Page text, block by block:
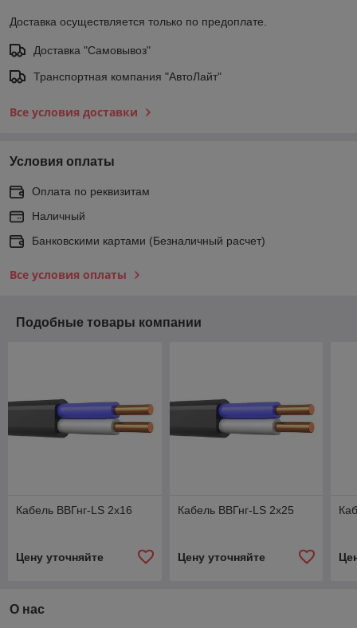
Доставка осуществляется только по предоплате.
Доставка "Самовывоз"
Транспортная компания "АвтоЛайт"
Все условия доставки
Условия оплаты
Оплата по реквизитам
Наличный
Банковскими картами (Безналичный расчет)
Все условия оплаты
Подобные товары компании
Кабель ВВГнг-LS 2х16
Цену уточняйте
Кабель ВВГнг-LS 2х25
Цену уточняйте
О нас